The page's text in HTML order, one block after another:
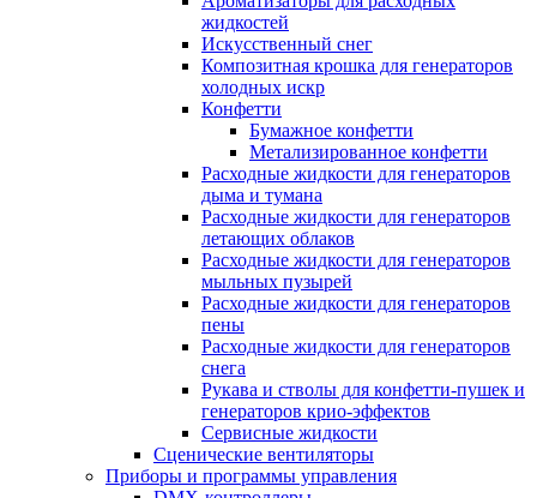
жидкостей
Искусственный снег
Композитная крошка для генераторов
холодных искр
Конфетти
Бумажное конфетти
Метализированное конфетти
Расходные жидкости для генераторов
дыма и тумана
Расходные жидкости для генераторов
летающих облаков
Расходные жидкости для генераторов
мыльных пузырей
Расходные жидкости для генераторов
пены
Расходные жидкости для генераторов
снега
Рукава и стволы для конфетти-пушек и
генераторов крио-эффектов
Сервисные жидкости
Сценические вентиляторы
Приборы и программы управления